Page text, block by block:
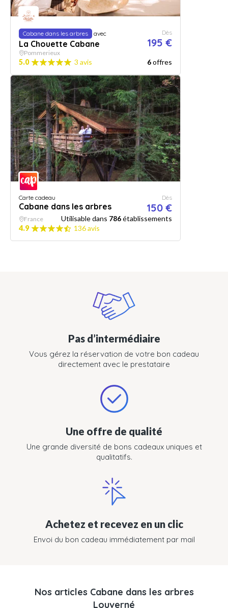
Cabane dans les arbres avec
La Chouette Cabane
Dès
195 €
Pommerieux
5.0 3 avis 6offres
Carte cadeau
Cabane dans les arbres
Dès
150 €
France Utilisable dans 786établissements
4.9
136 avis
Pas d’intermédiaire
Vous gérez la réservation de votre bon cadeau
directement avec le prestataire
Une offre de qualité
Une grande diversité de bons cadeaux uniques et
qualitatifs.
Achetez et recevez en un clic
Envoi du bon cadeau immédiatement par mail
Nos articles Cabane dans les arbres
Louverné